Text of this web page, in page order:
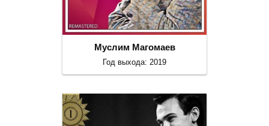
Муслим Магомаев
Год выхода: 2019